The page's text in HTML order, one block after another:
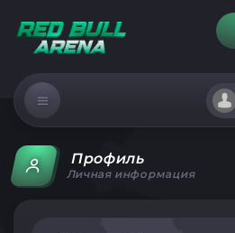
Профиль
Личная информация